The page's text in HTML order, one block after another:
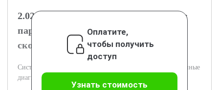
2.02.1 Обзор диагностических случаев
паратуберкулёза у крупного рогатого
скота
Систематизируются клинические и морфологические данные
диагностированных случаев паратуберкулёза.
Оплатите,
чтобы получить
доступ
Узнать стоимость